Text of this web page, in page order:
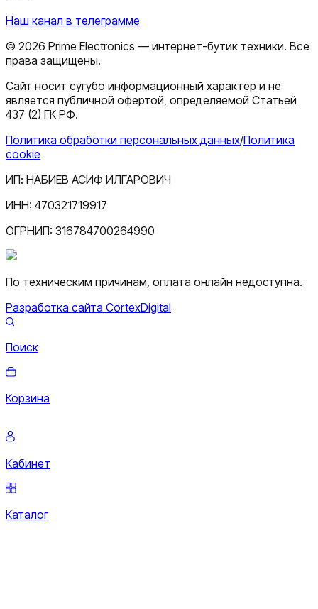
Наш канал в телеграмме
© 2026 Prime Electronics — интернет-бутик техники. Все
права защищены.
Сайт носит сугубо информационный характер и не
является публичной офертой, определяемой Статьей
437 (2) ГК РФ.
Политика обработки персональных данных/Политика
cookie
ИП: НАБИЕВ АСИФ ИЛГАРОВИЧ
ИНН: 470321719917
ОГРНИП: 316784700264990
По техническим причинам, оплата онлайн недоступна.
Разработка сайта CortexDigital
Поиск
Корзина
Кабинет
Каталог